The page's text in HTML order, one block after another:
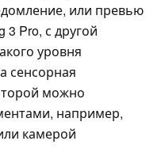
или превью
Pro, с другой
уровня
сенсорная
можно
например,
камерой